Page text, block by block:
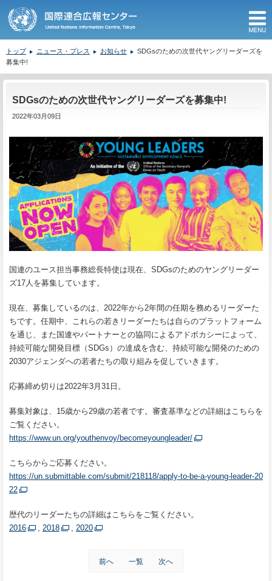
トップ ニュース・プレス お知らせ
SDGsのための次世代ヤングリーダーズを
募集中!
SDGsのための次世代ヤングリーダーズを募集中!
2022年03月09日
国連のユース担当事務総長特使は現在、SDGsのためのヤングリーダー
ズ17人を募集しています。
現在、募集しているのは、2022年から2年間の任期を務めるリーダーた
ちです。任期中、これらの若きリーダーたちは自らのプラットフォーム
を通じ、また国連やパートナーとの協同によるアドボカシーによって、
持続可能な開発目標（SDGs）の達成を含む、持続可能な開発のための
2030アジェンダへの若者たちの取り組みを促していきます。
応募締め切りは2022年3月31日。
募集対象は、15歳から29歳の若者です。審査基準などの詳細はこちらを
ご覧ください。
https://www.un.org/youthenvoy/becomeyoungleader/
こちらからご応募ください。
https://un.submittable.com/submit/218118/apply-to-be-a-young-leader-20
22
歴代のリーダーたちの詳細はこちらをご覧ください。
2016
, 2018 , 2020
前へ 一覧 次へ